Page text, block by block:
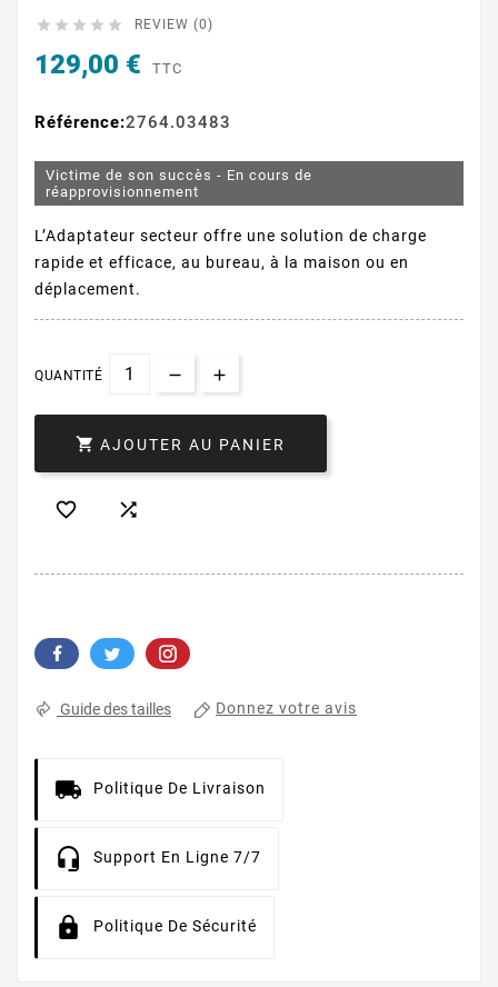
     REVIEW (0)
129,00 € TTC
Référence:2764.03483
Victime de son succès - En cours de
réapprovisionnement
L’Adaptateur secteur offre une solution de charge
rapide et efficace, au bureau, à la maison ou en
déplacement.
QUANTITÉ
 AJOUTER AU PANIER
 
Guide des tailles Donnez votre avis
Politique De Livraison
Support En Ligne 7/7
Politique De Sécurité